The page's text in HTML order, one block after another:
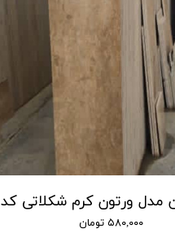
ورتون کرم شکلاتی کد 600
۵۸۰,۰۰۰ تومان